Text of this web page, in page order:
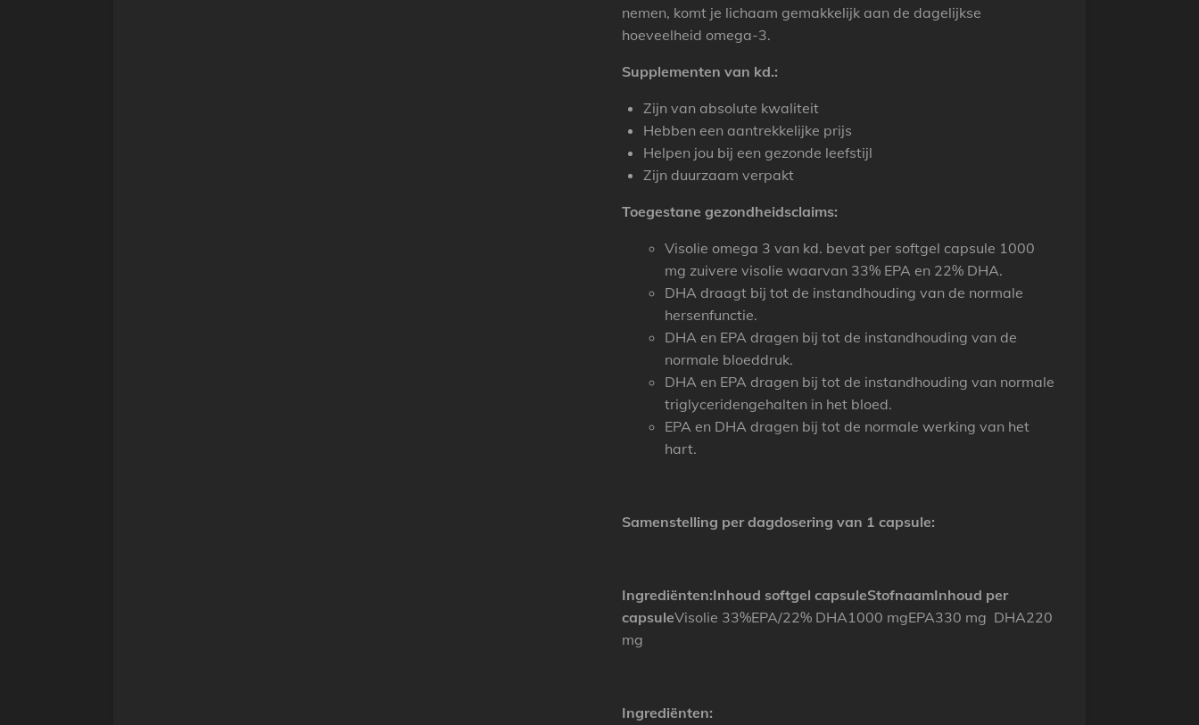
nemen, komt je lichaam gemakkelijk aan de dagelijkse
hoeveelheid omega-3.
Supplementen van kd.:
Zijn van absolute kwaliteit
Hebben een aantrekkelijke prijs
Helpen jou bij een gezonde leefstijl
Zijn duurzaam verpakt
Toegestane gezondheidsclaims:
Visolie omega 3 van kd. bevat per softgel capsule 1000
mg zuivere visolie waarvan 33% EPA en 22% DHA.
DHA draagt bij tot de instandhouding van de normale
hersenfunctie.
DHA en EPA dragen bij tot de instandhouding van de
normale bloeddruk.
DHA en EPA dragen bij tot de instandhouding van normale
triglyceridengehalten in het bloed.
EPA en DHA dragen bij tot de normale werking van het
hart.
Samenstelling per dagdosering van 1 capsule:
Ingrediënten:Inhoud softgel capsuleStofnaamInhoud per
capsuleVisolie 33%EPA/22% DHA1000 mgEPA330 mg DHA220
mg
Ingrediënten: